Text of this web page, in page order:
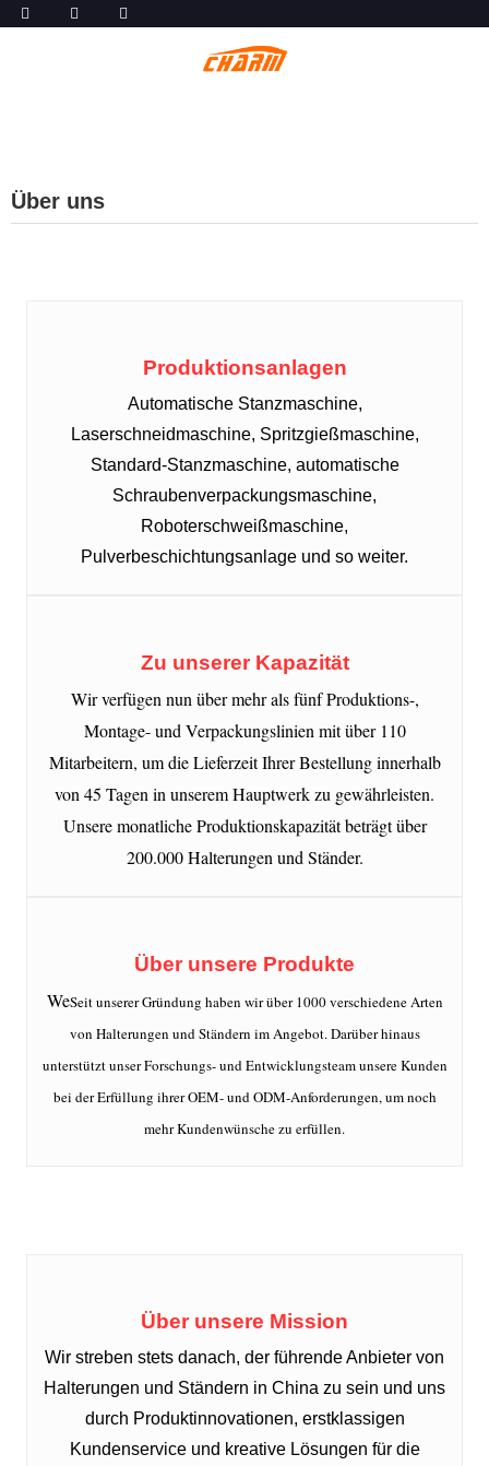
Über uns
Produktionsanlagen
Automatische Stanzmaschine,
Laserschneidmaschine, Spritzgießmaschine,
Standard-Stanzmaschine, automatische
Schraubenverpackungsmaschine,
Roboterschweißmaschine,
Pulverbeschichtungsanlage und so weiter.
Zu unserer Kapazität
Wir verfügen nun über mehr als fünf Produktions-,
Montage- und Verpackungslinien mit über 110
Mitarbeitern, um die Lieferzeit Ihrer Bestellung innerhalb
von 45 Tagen in unserem Hauptwerk zu gewährleisten.
Unsere monatliche Produktionskapazität beträgt über
200.000 Halterungen und Ständer.
Über unsere Produkte
WeSeit unserer Gründung haben wir über 1000 verschiedene Arten
von Halterungen und Ständern im Angebot. Darüber hinaus
unterstützt unser Forschungs- und Entwicklungsteam unsere Kunden
bei der Erfüllung ihrer OEM- und ODM-Anforderungen, um noch
mehr Kundenwünsche zu erfüllen.
Über unsere Mission
Wir streben stets danach, der führende Anbieter von
Halterungen und Ständern in China zu sein und uns
durch Produktinnovationen, erstklassigen
Kundenservice und kreative Lösungen für die